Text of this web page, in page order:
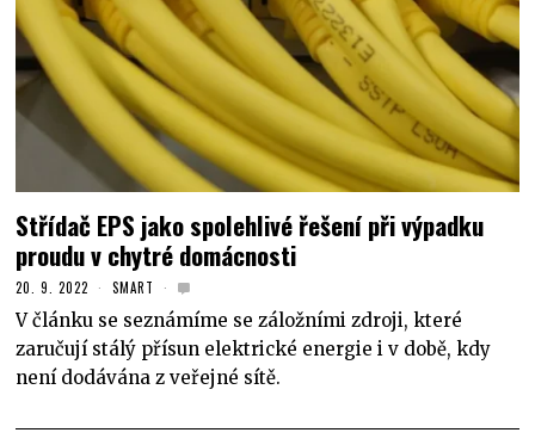
Střídač EPS jako spolehlivé řešení při výpadku
proudu v chytré domácnosti
20. 9. 2022 SMART
V článku se seznámíme se záložními zdroji, které
zaručují stálý přísun elektrické energie i v době, kdy
není dodávána z veřejné sítě.